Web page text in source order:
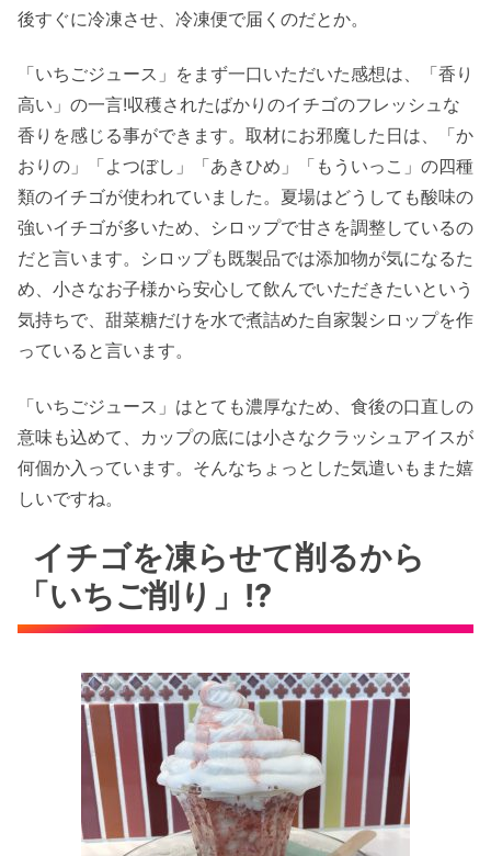
後すぐに冷凍させ、冷凍便で届くのだとか。
「いちごジュース」をまず一口いただいた感想は、「香り
高い」の一言!収穫されたばかりのイチゴのフレッシュな
香りを感じる事ができます。取材にお邪魔した日は、「か
おりの」「よつぼし」「あきひめ」「もういっこ」の四種
類のイチゴが使われていました。夏場はどうしても酸味の
強いイチゴが多いため、シロップで甘さを調整しているの
だと言います。シロップも既製品では添加物が気になるた
め、小さなお子様から安心して飲んでいただきたいという
気持ちで、甜菜糖だけを水で煮詰めた自家製シロップを作
っていると言います。
「いちごジュース」はとても濃厚なため、食後の口直しの
意味も込めて、カップの底には小さなクラッシュアイスが
何個か入っています。そんなちょっとした気遣いもまた嬉
しいですね。
イチゴを凍らせて削るから
「いちご削り」!?